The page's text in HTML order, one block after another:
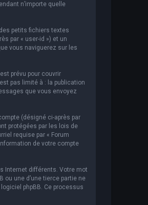
n’importe quelle
petits fichiers textes
par « user-id ») et un
vous naviguerez sur les
prévu pour couvrir
pas limité à : la publication
que vous envoyez
(désigné ci-après par
protégées par les lois de
requise par « Forum
de votre compte
Internet différents. Votre mot
ou une d’une tierce partie ne
phpBB. Ce processus